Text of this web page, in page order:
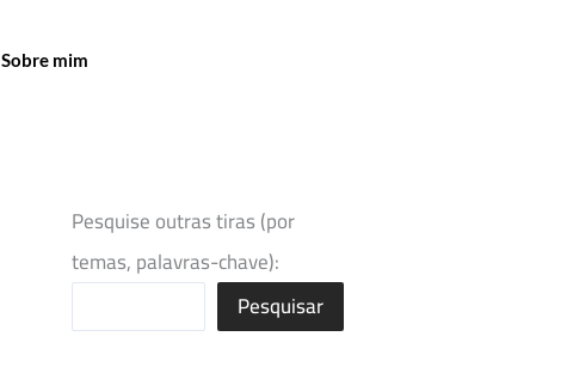
Sobre mim
Pesquise outras tiras (por
temas, palavras-chave):
Pesquisar